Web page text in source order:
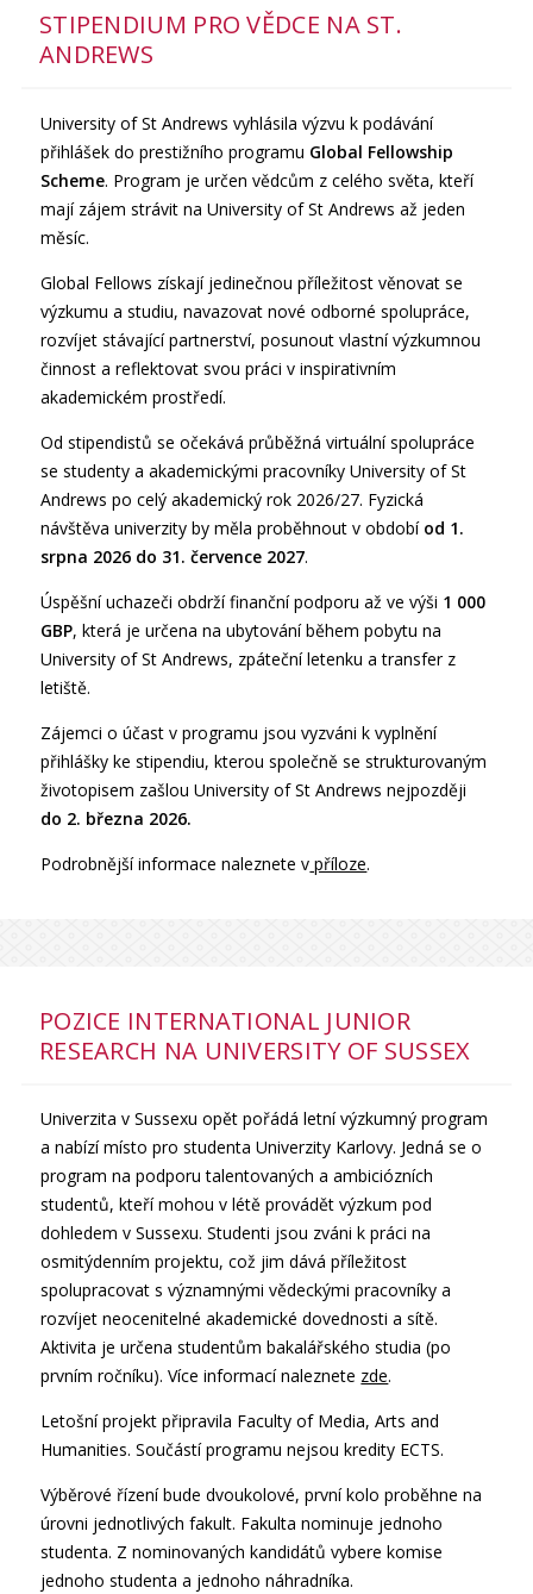
STIPENDIUM PRO VĚDCE NA ST.
ANDREWS
University of St Andrews vyhlásila výzvu k podávání
přihlášek do prestižního programu Global Fellowship
Scheme. Program je určen vědcům z celého světa, kteří
mají zájem strávit na University of St Andrews až jeden
měsíc.
Global Fellows získají jedinečnou příležitost věnovat se
výzkumu a studiu, navazovat nové odborné spolupráce,
rozvíjet stávající partnerství, posunout vlastní výzkumnou
činnost a reflektovat svou práci v inspirativním
akademickém prostředí.
Od stipendistů se očekává průběžná virtuální spolupráce
se studenty a akademickými pracovníky University of St
Andrews po celý akademický rok 2026/27. Fyzická
návštěva univerzity by měla proběhnout v období od 1.
srpna 2026 do 31. července 2027.
Úspěšní uchazeči obdrží finanční podporu až ve výši 1 000
GBP, která je určena na ubytování během pobytu na
University of St Andrews, zpáteční letenku a transfer z
letiště.
Zájemci o účast v programu jsou vyzváni k vyplnění
přihlášky ke stipendiu, kterou společně se strukturovaným
životopisem zašlou University of St Andrews nejpozději
do 2. března 2026.
Podrobnější informace naleznete v příloze.
POZICE INTERNATIONAL JUNIOR
RESEARCH NA UNIVERSITY OF SUSSEX
Univerzita v Sussexu opět pořádá letní výzkumný program
a nabízí místo pro studenta Univerzity Karlovy. Jedná se o
program na podporu talentovaných a ambiciózních
studentů, kteří mohou v létě provádět výzkum pod
dohledem v Sussexu. Studenti jsou zváni k práci na
osmitýdenním projektu, což jim dává příležitost
spolupracovat s významnými vědeckými pracovníky a
rozvíjet neocenitelné akademické dovednosti a sítě.
Aktivita je určena studentům bakalářského studia (po
prvním ročníku). Více informací naleznete zde.
Letošní projekt připravila Faculty of Media, Arts and
Humanities. Součástí programu nejsou kredity ECTS.
Výběrové řízení bude dvoukolové, první kolo proběhne na
úrovni jednotlivých fakult. Fakulta nominuje jednoho
studenta. Z nominovaných kandidátů vybere komise
jednoho studenta a jednoho náhradníka.